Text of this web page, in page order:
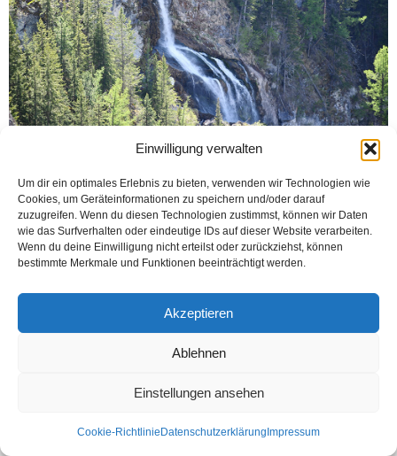
Einwilligung verwalten
Um dir ein optimales Erlebnis zu bieten, verwenden wir Technologien wie
Cookies, um Geräteinformationen zu speichern und/oder darauf
zuzugreifen. Wenn du diesen Technologien zustimmst, können wir Daten
wie das Surfverhalten oder eindeutige IDs auf dieser Website verarbeiten.
Wenn du deine Einwilligung nicht erteilst oder zurückziehst, können
bestimmte Merkmale und Funktionen beeinträchtigt werden.
Akzeptieren
Ablehnen
Einstellungen ansehen
Cookie-Richtlinie Datenschutzerklärung Impressum
Kontakt Datenschutzerklärung
Impressum
© Öztürk Gazetesi 1986 – 2026